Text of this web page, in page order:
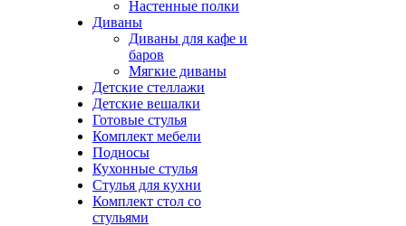
Настенные полки
Диваны
Диваны для кафе и
баров
Мягкие диваны
Детские стеллажи
Детские вешалки
Готовые стулья
Комплект мебели
Подносы
Кухонные стулья
Стулья для кухни
Комплект стол со
стульями